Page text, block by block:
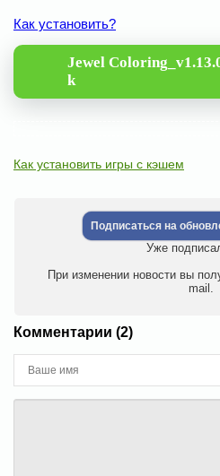
Как установить?
Jewel
k
Как установить игры с кэшем
Подписаться на
Уже
При изменении новости вы
mail.
Комментарии (2)